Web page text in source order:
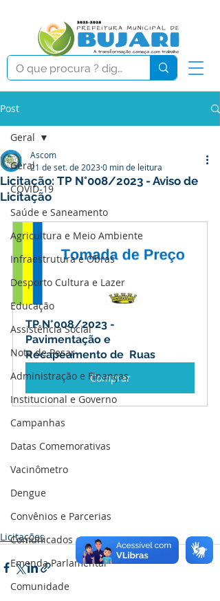
Post
Geral
COVID-19
Saúde e Saneamento
Agricultura e Meio Ambiente
Infraestrutura e Obras
Desporto Cultura e Lazer
Educação
Assistência Social
Nota de Pesar
Administração e Finanças
Institucional e Governo
Campanhas
Datas Comemorativas
Vacinômetro
Dengue
Convênios e Parcerias
Comunicados e Avisos
Emenda Parlamentar
Comunidade
Geral
Licitação: TP N°008/2023 - Aviso de
Licitação
Ascom
21 de set. de 20230 min de leitura
TP N°008/2023 -
Pavimentação e
Recapeamento de  Ruas
Comprar
Licitações